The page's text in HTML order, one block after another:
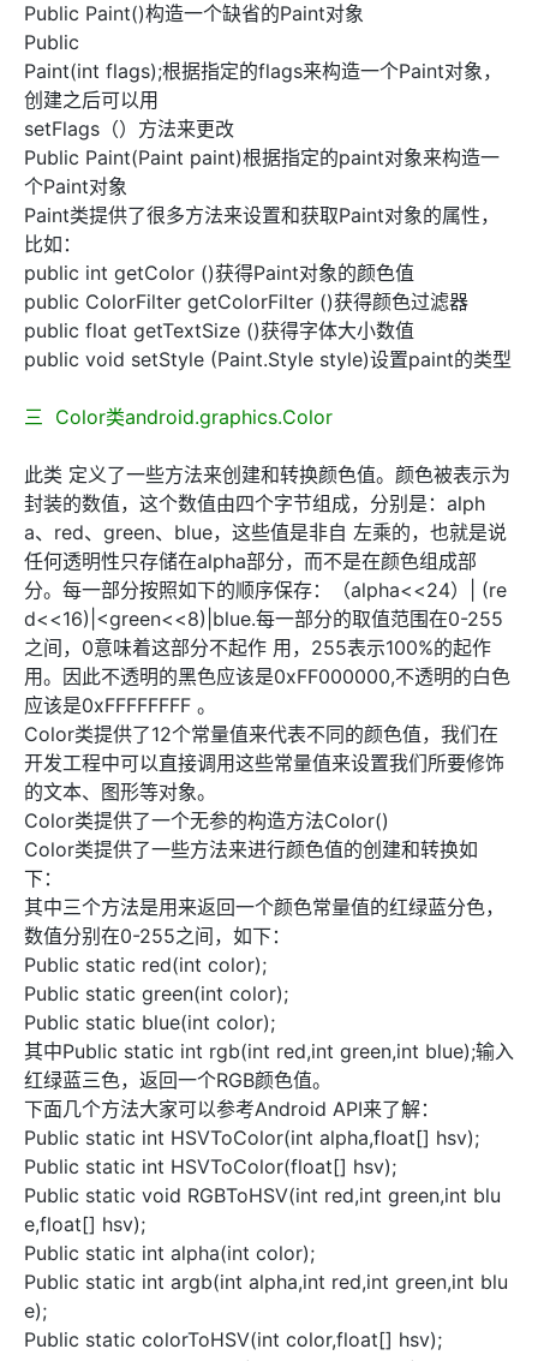
Public Paint()构造一个缺省的Paint对象
Public
Paint(int flags);根据指定的flags来构造一个Paint对象，
创建之后可以用
setFlags（）方法来更改
Public Paint(Paint paint)根据指定的paint对象来构造一
个Paint对象
Paint类提供了很多方法来设置和获取Paint对象的属性，
比如：
public int getColor ()获得Paint对象的颜色值
public ColorFilter getColorFilter ()获得颜色过滤器
public float getTextSize ()获得字体大小数值
public void setStyle (Paint.Style style)设置paint的类型
三 Color类android.graphics.Color
此类 定义了一些方法来创建和转换颜色值。颜色被表示为
封装的数值，这个数值由四个字节组成，分别是：alph
a、red、green、blue，这些值是非自 左乘的，也就是说
任何透明性只存储在alpha部分，而不是在颜色组成部
分。每一部分按照如下的顺序保存：（alpha<<24）| (re
d<<16)|<green<<8)|blue.每一部分的取值范围在0-255
之间，0意味着这部分不起作 用，255表示100%的起作
用。因此不透明的黑色应该是0xFF000000,不透明的白色
应该是0xFFFFFFFF 。
Color类提供了12个常量值来代表不同的颜色值，我们在
开发工程中可以直接调用这些常量值来设置我们所要修饰
的文本、图形等对象。
Color类提供了一个无参的构造方法Color()
Color类提供了一些方法来进行颜色值的创建和转换如
下：
其中三个方法是用来返回一个颜色常量值的红绿蓝分色，
数值分别在0-255之间，如下：
Public static red(int color);
Public static green(int color);
Public static blue(int color);
其中Public static int rgb(int red,int green,int blue);输入
红绿蓝三色，返回一个RGB颜色值。
下面几个方法大家可以参考Android API来了解：
Public static int HSVToColor(int alpha,float[] hsv);
Public static int HSVToColor(float[] hsv);
Public static void RGBToHSV(int red,int green,int blu
e,float[] hsv);
Public static int alpha(int color);
Public static int argb(int alpha,int red,int green,int blu
e);
Public static colorToHSV(int color,float[] hsv);